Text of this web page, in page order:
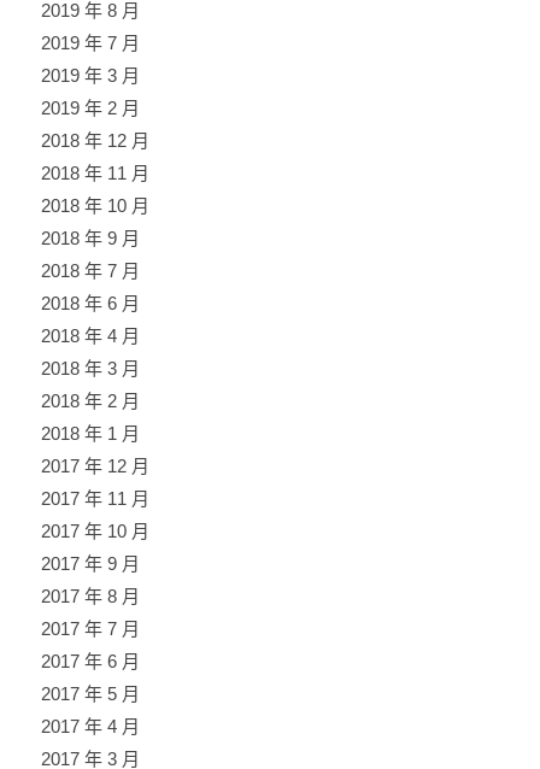
2019 年 8 月
2019 年 7 月
2019 年 3 月
2019 年 2 月
2018 年 12 月
2018 年 11 月
2018 年 10 月
2018 年 9 月
2018 年 7 月
2018 年 6 月
2018 年 4 月
2018 年 3 月
2018 年 2 月
2018 年 1 月
2017 年 12 月
2017 年 11 月
2017 年 10 月
2017 年 9 月
2017 年 8 月
2017 年 7 月
2017 年 6 月
2017 年 5 月
2017 年 4 月
2017 年 3 月